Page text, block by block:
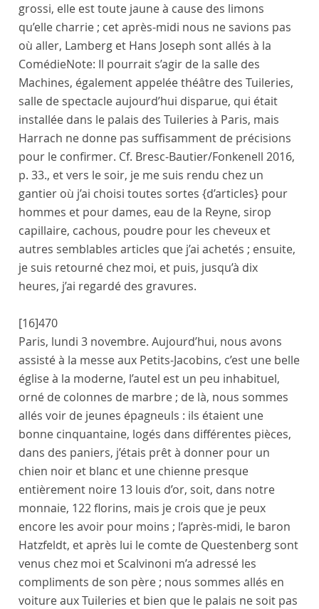
grossi, elle est toute jaune à cause des limons
qu’elle charrie ; cet après-midi nous ne savions pas
où aller, Lamberg et Hans Joseph sont allés à la
ComédieNote: Il pourrait s’agir de la salle des
Machines, également appelée théâtre des Tuileries,
salle de spectacle aujourd’hui disparue, qui était
installée dans le palais des Tuileries à Paris, mais
Harrach ne donne pas suffisamment de précisions
pour le confirmer. Cf. Bresc-Bautier/Fonkenell 2016,
p. 33., et vers le soir, je me suis rendu chez un
gantier où j’ai choisi toutes sortes {d’articles} pour
hommes et pour dames, eau de la Reyne, sirop
capillaire, cachous, poudre pour les cheveux et
autres semblables articles que j’ai achetés ; ensuite,
je suis retourné chez moi, et puis, jusqu’à dix
heures, j’ai regardé des gravures.
[16]470
Paris, lundi 3 novembre. Aujourd’hui, nous avons
assisté à la messe aux Petits-Jacobins, c’est une belle
église à la moderne, l’autel est un peu inhabituel,
orné de colonnes de marbre ; de là, nous sommes
allés voir de jeunes épagneuls : ils étaient une
bonne cinquantaine, logés dans différentes pièces,
dans des paniers, j’étais prêt à donner pour un
chien noir et blanc et une chienne presque
entièrement noire 13 louis d’or, soit, dans notre
monnaie, 122 florins, mais je crois que je peux
encore les avoir pour moins ; l’après-midi, le baron
Hatzfeldt, et après lui le comte de Questenberg sont
venus chez moi etScalvinoni m’a adressé les
compliments de son père ; nous sommes allés en
voiture auxTuileries et bien que le palais ne soit pas